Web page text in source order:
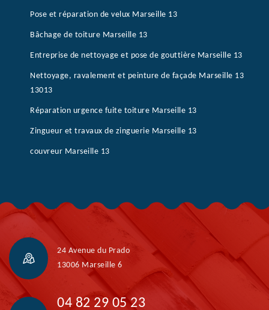
Pose et réparation de velux Marseille 13
Bâchage de toiture Marseille 13
Entreprise de nettoyage et pose de gouttière Marseille 13
Nettoyage, ravalement et peinture de façade Marseille 13
13013
Réparation urgence fuite toiture Marseille 13
Zingueur et travaux de zinguerie Marseille 13
couvreur Marseille 13
24 Avenue du Prado
13006 Marseille 6
04 82 29 05 23